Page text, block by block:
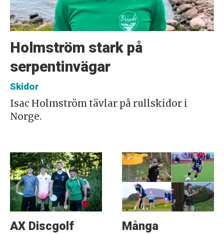
Holmström stark på
serpentinvägar
Skidor
Isac Holmström tävlar på rullskidor i
Norge.
AX Discgolf
Många